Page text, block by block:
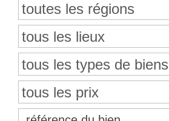
toutes les régions
tous les lieux
tous les types de biens
tous les prix